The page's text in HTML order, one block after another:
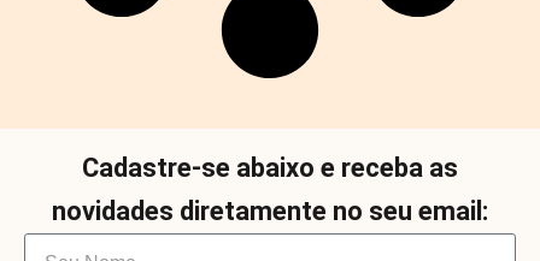
Cadastre-se abaixo e receba as
novidades diretamente no seu email: